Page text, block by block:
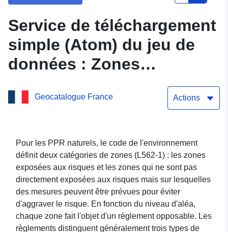
Service de téléchargement
simple (Atom) du jeu de
données : Zones
réglementées du Plan de
Prévention des Risques
Inondation de l'Agout en
aval de Castres - Tarn
Geocatalogue France Actions
Pour les PPR naturels, le code de l'environnement
définit deux catégories de zones (L562-1) : les zones
exposées aux risques et les zones qui ne sont pas
directement exposées aux risques mais sur lesquelles
des mesures peuvent être prévues pour éviter
d'aggraver le risque. En fonction du niveau d'aléa,
chaque zone fait l'objet d'un règlement opposable. Les
règlements distinguent généralement trois types de